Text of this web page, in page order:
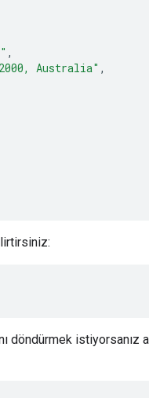
,
Australia" ,
döndürmek